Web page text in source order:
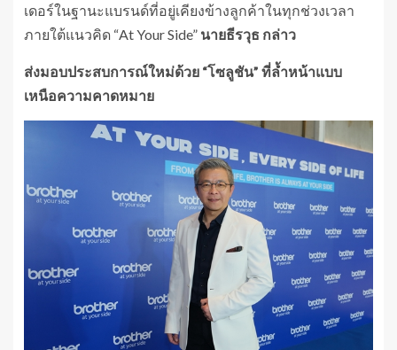
เดอร์ในฐานะแบรนด์ที่อยู่เคียงข้างลูกค้าในทุกช่วงเวลา
ภายใต้แนวคิด “At Your Side” นายธีรวุธ กล่าว
ส่งมอบประสบการณ์ใหม่ด้วย “โซลูชัน” ที่ล้ำหน้าแบบ
เหนือความคาดหมาย